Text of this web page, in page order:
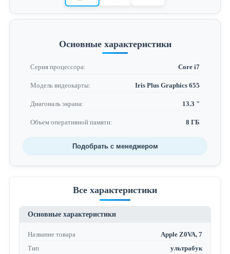
Основные характеристики
Серия процессора: Core i7
Модель видеокарты: Iris Plus Graphics 655
Диагональ экрана: 13.3 "
Объем оперативной памяти: 8 ГБ
Подобрать с менеджером
Все характеристики
Основные характеристики
Название товара
Apple Z0VA, 7
Тип
ультрабук